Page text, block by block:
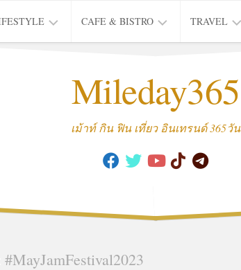
CAFE & BISTRO
CAFE
TRAVEL
THAI
TRIP
Mileday365
เม้าท์ กิน ฟิน เที่ยว อินเทรนด์ 365วัน
#MayJamFestival2023